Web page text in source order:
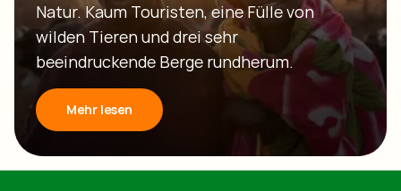
Natur. Kaum Touristen, eine Fülle von
wilden Tieren und drei sehr
beeindruckende Berge rundherum.
Mehr lesen